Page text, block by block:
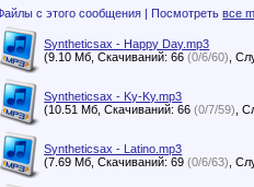
Файлы с этого сообщения | Посмотретьвсе
Syntheticsax - Happy Day.mp3
(9.10 Мб, Скачиваний: 66(0/6/60)
Syntheticsax - Ky-Ky.mp3
(10.51 Мб, Скачиваний: 66(0/7/59)
Syntheticsax - Latino.mp3
(7.69 Мб, Скачиваний: 69(0/6/63)